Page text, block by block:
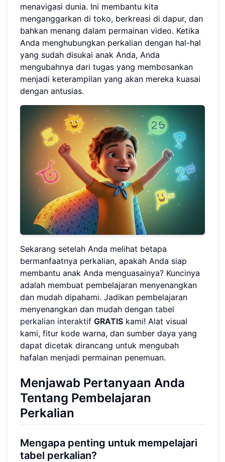
menavigasi dunia. Ini membantu kita
menganggarkan di toko, berkreasi di dapur, dan
bahkan menang dalam permainan video. Ketika
Anda menghubungkan perkalian dengan hal-hal
yang sudah disukai anak Anda, Anda
mengubahnya dari tugas yang membosankan
menjadi keterampilan yang akan mereka kuasai
dengan antusias.
Sekarang setelah Anda melihat betapa
bermanfaatnya perkalian, apakah Anda siap
membantu anak Anda menguasainya? Kuncinya
adalah membuat pembelajaran menyenangkan
dan mudah dipahami. Jadikan pembelajaran
menyenangkan dan mudah dengan tabel
perkalian interaktif GRATIS kami! Alat visual
kami, fitur kode warna, dan sumber daya yang
dapat dicetak dirancang untuk mengubah
hafalan menjadi permainan penemuan.
Menjawab Pertanyaan Anda
Tentang Pembelajaran
Perkalian
Mengapa penting untuk mempelajari
tabel perkalian?